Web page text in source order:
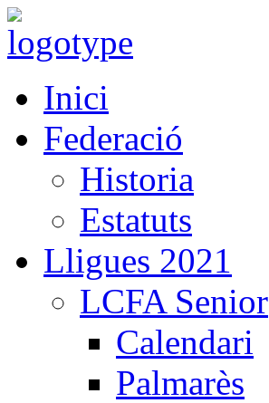
Inici
Federació
Historia
Estatuts
Lligues 2021
LCFA Senior
Calendari
Palmarès